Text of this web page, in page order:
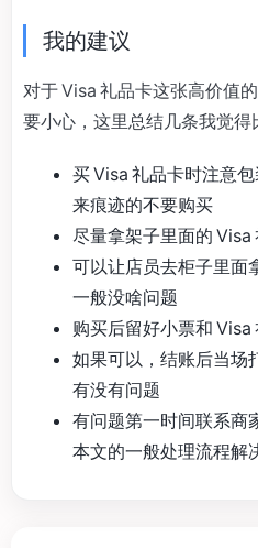
我的建议
对于 Visa 礼品卡这张高价值
要小心，这里总结几条我觉得
买 Visa 礼品卡时注意
来痕迹的不要购买
尽量拿架子里面的 Visa
可以让店员去柜子里面
一般没啥问题
购买后留好小票和
如果可以，结账后当场
有没有问题
有问题第一时间联系商
本文的一般处理流程解